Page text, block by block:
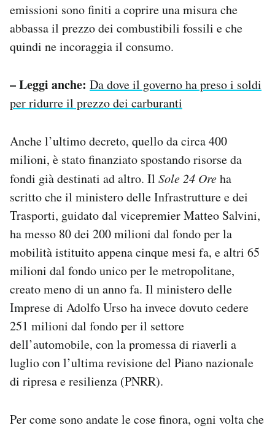
emissioni sono finiti a coprire una misura che
abbassa il prezzo dei combustibili fossili e che
quindi ne incoraggia il consumo.
– Leggi anche: Da dove il governo ha preso i soldi
per ridurre il prezzo dei carburanti
Anche l’ultimo decreto, quello da circa 400
milioni, è stato finanziato spostando risorse da
fondi già destinati ad altro. Il Sole 24 Oreha
scritto che il ministero delle Infrastrutture e dei
Trasporti, guidato dal vicepremier Matteo Salvini,
ha messo 80 dei 200 milioni dal fondo per la
mobilità istituito appena cinque mesi fa, e altri 65
milioni dal fondo unico per le metropolitane,
creato meno di un anno fa. Il ministero delle
Imprese di Adolfo Urso ha invece dovuto cedere
251 milioni dal fondo per il settore
dell’automobile, con la promessa di riaverli a
luglio con l’ultima revisione del Piano nazionale
di ripresa e resilienza (PNRR).
Per come sono andate le cose finora, ogni volta che